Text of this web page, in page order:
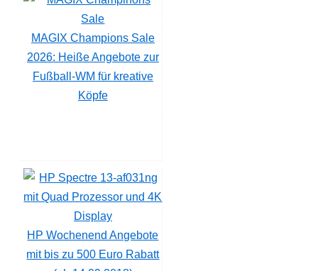
MAGIX Champions Sale
2026: Heiße Angebote zur
Fußball-WM für kreative
Köpfe
HP Wochenend Angebote
mit bis zu 500 Euro Rabatt